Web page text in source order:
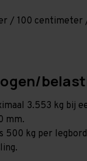
/ 100 centimeter
3.553 kg bij
mm.
500 kg per